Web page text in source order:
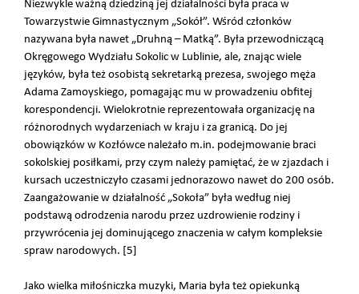
Niezwykle ważną dziedziną jej działalności była praca w
Towarzystwie Gimnastycznym „Sokół”. Wśród członków
nazywana była nawet „Druhną – Matką”. Była przewodniczącą
Okręgowego Wydziału Sokolic w Lublinie, ale, znając wiele
języków, była też osobistą sekretarką prezesa, swojego męża
Adama Zamoyskiego, pomagając mu w prowadzeniu obfitej
korespondencji. Wielokrotnie reprezentowała organizację na
różnorodnych wydarzeniach w kraju i za granicą. Do jej
obowiązków w Kozłówce należało m.in. podejmowanie braci
sokolskiej posiłkami, przy czym należy pamiętać, że w zjazdach i
kursach uczestniczyło czasami jednorazowo nawet do 200 osób.
Zaangażowanie w działalność „Sokoła” była według niej
podstawą odrodzenia narodu przez uzdrowienie rodziny i
przywrócenia jej dominującego znaczenia w całym kompleksie
spraw narodowych. [5]
Jako wielka miłośniczka muzyki, Maria była też opiekunką